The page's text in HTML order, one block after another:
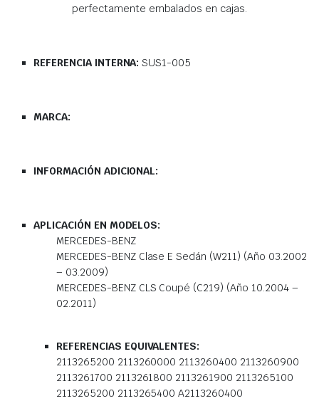
perfectamente embalados en cajas.
REFERENCIA INTERNA:SUS1-005
MARCA:
INFORMACIÓN ADICIONAL:
APLICACIÓN EN MODELOS:
MERCEDES-BENZ
MERCEDES-BENZ Clase E Sedán (W211) (Año 03.2002
– 03.2009)
MERCEDES-BENZ CLS Coupé (C219) (Año 10.2004 –
02.2011)
REFERENCIAS EQUIVALENTES:
2113265200 2113260000 2113260400 2113260900
2113261700 2113261800 2113261900 2113265100
2113265200 2113265400 A2113260400